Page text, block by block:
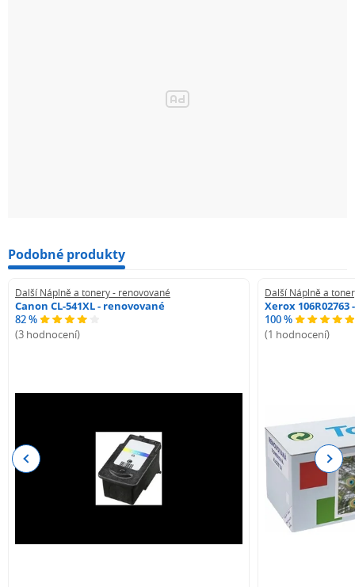
Podobné produkty
Další Náplně a tonery - renovované
Canon CL-541XL - renovované
82 %
(3 hodnocení)
Další Náplně a
Xerox
100 %
(1 hodnocení)
Previous Next